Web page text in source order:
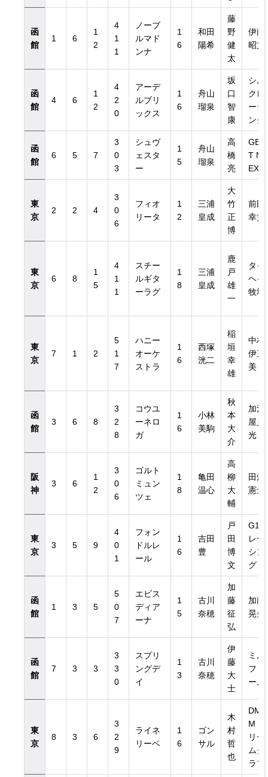
函
館
1 6
1
2
4
1
1
ノーブ
ルマド
ンナ
1
6
和田
陽希
藤
野
健
太
伊藤
昭文
函
館
4 6
1
2
4
2
0
アーデ
ルブリ
ックス
1
6
舟山
瑠泉
坂
口
智
康
シル
クレ
ーシ
ング
函
館
6 5 7
3
0
3
シュヴ
ェスタ
ー
1
5
舟山
瑠泉
高
橋
亮
GE
T N
EXT
東
京
2 2 4
3
0
6
フィオ
リータ
1
2
三浦
皇成
大
竹
正
博
前田
幸貴
東
京
6 8
1
5
4
1
1
スチー
ルギタ
ーラグ
1
8
三浦
皇成
鹿
戸
雄
一
タイ
ヘイ
牧場
東
京
7 1 2
5
1
7
ハニー
オーケ
ストラ
1
6
西塚
洸二
稲
垣
幸
雄
中村
伊三
美
函
館
3 6 8
3
2
8
コウユ
ーネロ
ガ
1
6
小林
美駒
秋
本
大
介
加治
屋貞
光
阪
神
3 6
1
2
3
0
6
ゴルト
ミュン
ツェ
1
8
亀田
温心
高
柳
大
輔
田畑
憲士
東
京
3 5 9
4
0
1
フォン
ドルレ
ール
1
6
吉田
豊
戸
田
博
文
G1
レー
シン
グ
函
館
1 3 5
5
0
7
エビス
ディア
ーナ
1
5
古川
奈穂
加
藤
征
弘
加藤
晃央
函
館
7 3 3
3
3
0
スプリ
ングデ
イ
1
3
古川
奈穂
伊
藤
大
士
ミル
ファ
ーム
東
京
8 3 6
3
2
9
ライネ
リーベ
1
6
ゴン
サル
木
村
哲
也
DM
Mド
リー
ムク
ラブ